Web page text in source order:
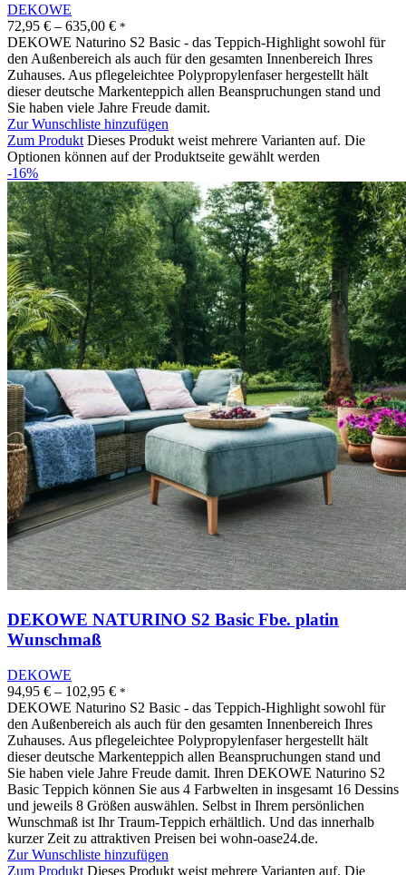
DEKOWE
72,95 € – 635,00 € *
DEKOWE Naturino S2 Basic - das Teppich-Highlight sowohl für
den Außenbereich als auch für den gesamten Innenbereich Ihres
Zuhauses. Aus pflegeleichtee Polypropylenfaser hergestellt hält
dieser deutsche Markenteppich allen Beanspruchungen stand und
Sie haben viele Jahre Freude damit.
Zur Wunschliste hinzufügen
Zum Produkt Dieses Produkt weist mehrere Varianten auf. Die
Optionen können auf der Produktseite gewählt werden
-16%
DEKOWE NATURINO S2 Basic Fbe. platin
Wunschmaß
DEKOWE
94,95 € – 102,95 € *
DEKOWE Naturino S2 Basic - das Teppich-Highlight sowohl für
den Außenbereich als auch für den gesamten Innenbereich Ihres
Zuhauses. Aus pflegeleichtee Polypropylenfaser hergestellt hält
dieser deutsche Markenteppich allen Beanspruchungen stand und
Sie haben viele Jahre Freude damit. Ihren DEKOWE Naturino S2
Basic Teppich können Sie aus 4 Farbwelten in insgesamt 16 Dessins
und jeweils 8 Größen auswählen. Selbst in Ihrem persönlichen
Wunschmaß ist Ihr Traum-Teppich erhältlich. Und das innerhalb
kurzer Zeit zu attraktiven Preisen bei wohn-oase24.de.
Zur Wunschliste hinzufügen
Zum Produkt Dieses Produkt weist mehrere Varianten auf. Die